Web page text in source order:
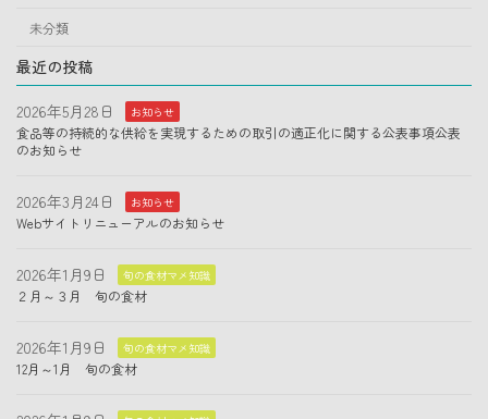
未分類
最近の投稿
2026年5月28日 お知らせ
食品等の持続的な供給を実現するための取引の適正化に関する公表事項公表
のお知らせ
2026年3月24日 お知らせ
Webサイトリニューアルのお知らせ
2026年1月9日 旬の食材マメ知識
２月～３月 旬の食材
2026年1月9日 旬の食材マメ知識
12月～1月 旬の食材